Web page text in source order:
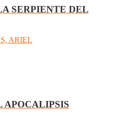
SERPIENTE DEL
ARIEL
APOCALIPSIS